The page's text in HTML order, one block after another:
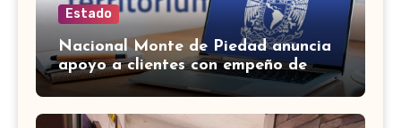
Estado
Nacional Monte de Piedad anuncia
apoyo a clientes con empeño de
autos durante la huelga